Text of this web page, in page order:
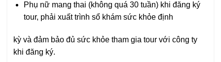
Phụ nữ mang thai (không quá 30 tuần) khi đăng ký
tour, phải xuất trình sổ khám sức khỏe định
kỳ và đảm bảo đủ sức khỏe tham gia tour với công ty
khi đăng ký.